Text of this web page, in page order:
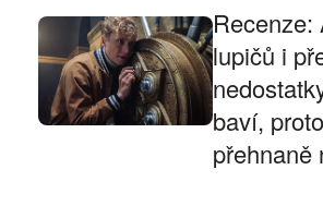
Recenze:
lupičů i
baví,
přehnaně